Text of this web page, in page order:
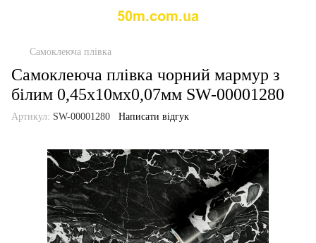
Самоклеюча плівка
Самоклеюча плівка чорний мармур з
білим 0,45х10мх0,07мм SW-00001280
Артикул: SW-00001280 Написати відгук